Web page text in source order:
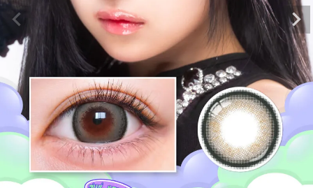
(税込)
配送方法について
発送について
お支払い方法について
お買い物ガイド